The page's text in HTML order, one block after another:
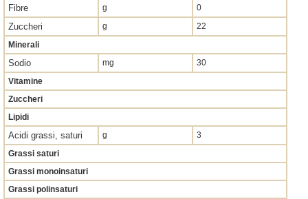
Fibre g 0
Zuccheri g
22
Minerali
Sodio mg
30
Vitamine
Zuccheri
Lipidi
Acidi grassi, saturi g
3
Grassi saturi
Grassi monoinsaturi
Grassi polinsaturi